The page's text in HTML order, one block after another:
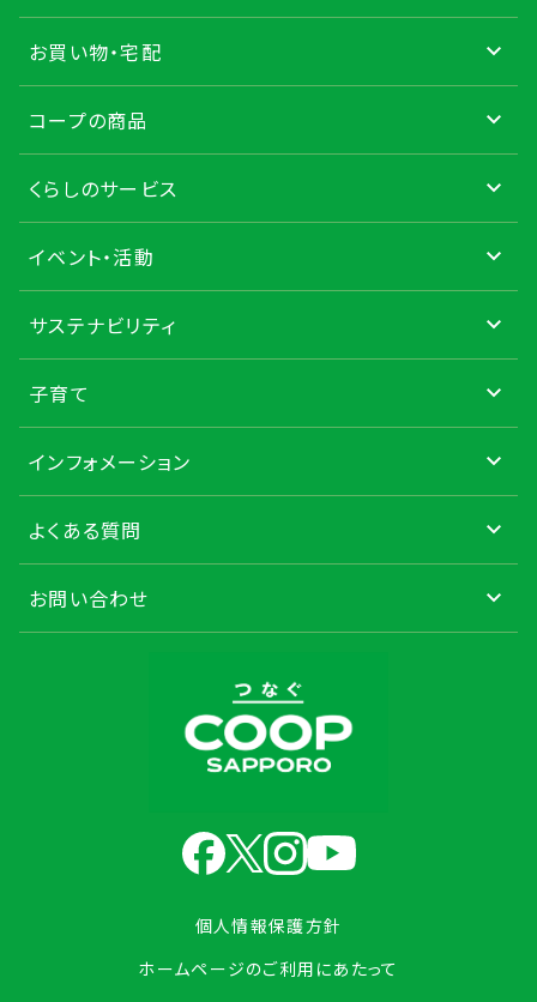
個人情報保護方針
ホームページのご利用にあたって
お買い物・宅配
コープの商品
くらしのサービス
イベント・活動
サステナビリティ
子育て
インフォメーション
よくある質問
お問い合わせ